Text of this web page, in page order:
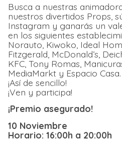
Busca a nuestras
nuestros divertidos Props,
Instagram y ganarás un
en los siguientes
Norauto, Kiwoko, Ideal
Fitzgerald, McDonald’s,
KFC, Tony Romas,
MediaMarkt y Espacio Casa.
¡Así de sencillo!
¡Ven y participa!
¡Premio asegurado!
10 Noviembre
Horario: 16:00h a 20:00h